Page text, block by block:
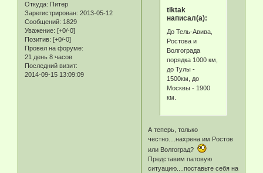
Откуда: Питер
Зарегистрирован: 2013-05-12
Сообщений: 1829
Уважение: [+0/-0]
Позитив: [+0/-0]
Провел на форуме:
21 день 8 часов
Последний визит:
2014-09-15 13:09:09
tiktak
написал(а):
До Тель-Авива,
Ростова и
Волгограда
порядка 1000 км,
до Тулы -
1500км, до
Москвы - 1900
км.
А теперь, только
честно....нахрена им Ростов
или Волгоград?
Представим патовую
ситуацию....поставьте себя на